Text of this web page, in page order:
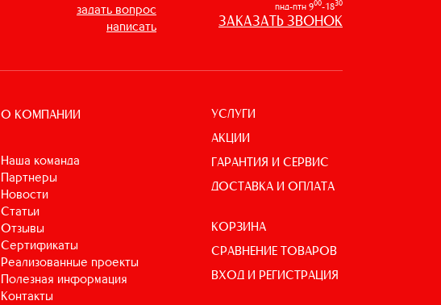
задать вопрос
написать
пнд-птн 900-1830
ЗАКАЗАТЬ ЗВОНОК
О КОМПАНИИ
Наша команда
Партнеры
Новости
Статьи
Отзывы
Сертификаты
Реализованные проекты
Полезная информация
Контакты
УСЛУГИ
АКЦИИ
ГАРАНТИЯ И СЕРВИС
ДОСТАВКА И ОПЛАТА
КОРЗИНА
СРАВНЕНИЕ ТОВАРОВ
ВХОД И РЕГИСТРАЦИЯ